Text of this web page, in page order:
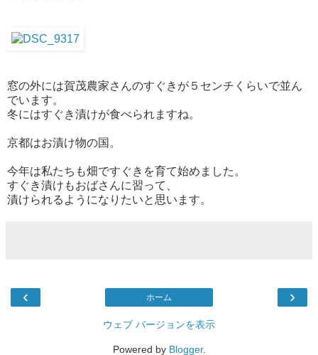
窓の外には賀茂農家さんのすぐきが５センチくらいで並ん
でいます。
冬にはすぐき漬けが食べられますね。
京都はお漬け物の国。
今年は私たちも畑ですぐきを育て始めました。
すぐき漬けもおばさんに習って、
漬けられるようになりたいと思います。
‹ ›
ホーム
ウェブ バージョンを表示
Powered by Blogger.